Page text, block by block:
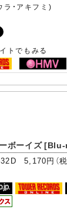
ラ・アキフミ)
トでもみる
ボーイズ
5,170円（